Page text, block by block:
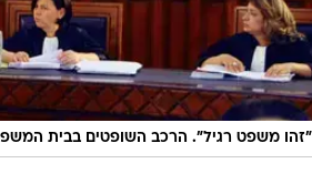
"זהו משפט רגיל". הרכב השופטים בבית המשפט